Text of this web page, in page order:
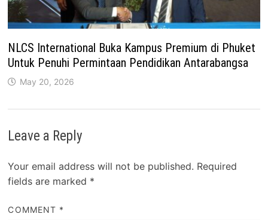
NLCS International Buka Kampus Premium di Phuket
Untuk Penuhi Permintaan Pendidikan Antarabangsa
May 20, 2026
Leave a Reply
Your email address will not be published. Required
fields are marked *
COMMENT *